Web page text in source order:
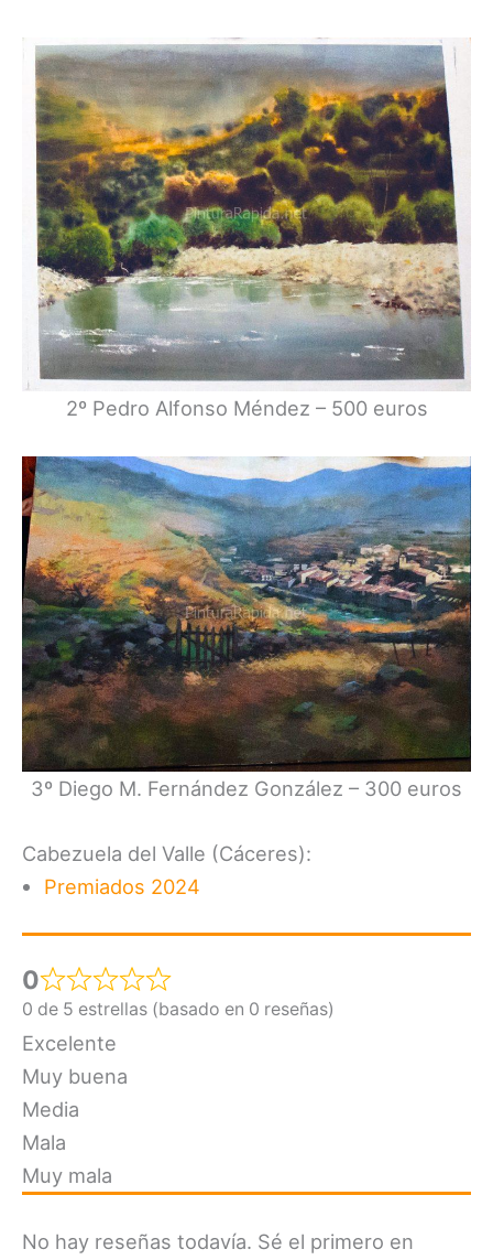
2º Pedro Alfonso Méndez – 500 euros
3º Diego M. Fernández González – 300 euros
Cabezuela del Valle (Cáceres):
Premiados 2024
0
0 de 5 estrellas (basado en 0 reseñas)
Excelente
Muy buena
Media
Mala
Muy mala
No hay reseñas todavía. Sé el primero en